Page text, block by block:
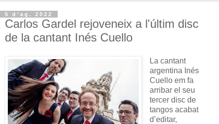
5 d’ag. 2022
Carlos Gardel rejoveneix a l'últim disc
de la cantant Inés Cuello
La cantant
argentina Inés
Cuello em fa
arribar el seu
tercer disc de
tangos acabat
d’editar,